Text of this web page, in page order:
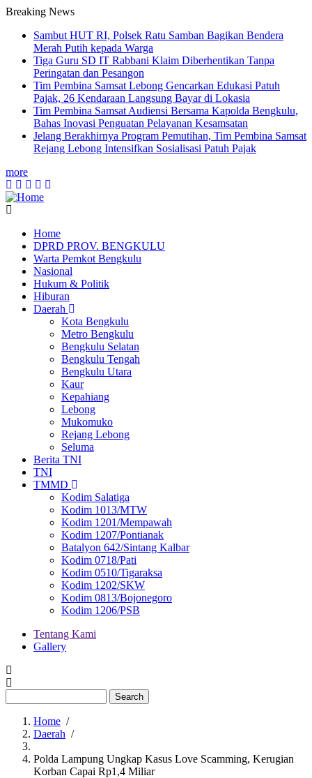
Breaking News
Sambut HUT RI, Polsek Ratu Samban Bagikan Bendera
Merah Putih kepada Warga
Tiga Guru SD IT Rabbani Klaim Diberhentikan Tanpa
Peringatan dan Pesangon
Tim Pembina Samsat Lebong Gencarkan Edukasi Patuh
Pajak, 26 Kendaraan Langsung Bayar di Lokasia
Tim Pembina Samsat Audiensi Bersama Kapolda Bengkulu,
Bahas Inovasi Penguatan Pelayanan Kesamsatan
Jelang Berakhirnya Program Pemutihan, Tim Pembina Samsat
Rejang Lebong Intensifkan Sosialisasi Patuh Pajak
more
Main
navigation
Home
DPRD PROV. BENGKULU
Warta Pemkot Bengkulu
Nasional
Hukum & Politik
Hiburan
Daerah
Kota Bengkulu
Metro Bengkulu
Bengkulu Selatan
Bengkulu Tengah
Bengkulu Utara
Kaur
Kepahiang
Lebong
Mukomuko
Rejang Lebong
Seluma
Berita TNI
TNI
TMMD
Kodim Salatiga
Kodim 1013/MTW
Kodim 1201/Mempawah
Kodim 1207/Pontianak
Batalyon 642/Sintang Kalbar
Kodim 0718/Pati
Kodim 0510/Tigaraksa
Kodim 1202/SKW
Kodim 0813/Bojonegoro
Kodim 1206/PSB
Menu
second
Tentang Kami
Gallery
Breadcrumb
Home /
Daerah /
Polda Lampung Ungkap Kasus Love Scamming, Kerugian
Korban Capai Rp1,4 Miliar